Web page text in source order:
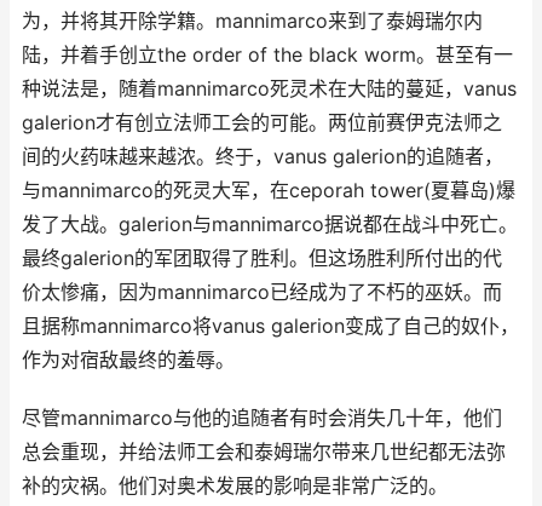
为，并将其开除学籍。mannimarco来到了泰姆瑞尔内
陆，并着手创立the order of the black worm。甚至有一
种说法是，随着mannimarco死灵术在大陆的蔓延，vanus
galerion才有创立法师工会的可能。两位前赛伊克法师之
间的火药味越来越浓。终于，vanus galerion的追随者，
与mannimarco的死灵大军，在ceporah tower(夏暮岛)爆
发了大战。galerion与mannimarco据说都在战斗中死亡。
最终galerion的军团取得了胜利。但这场胜利所付出的代
价太惨痛，因为mannimarco已经成为了不朽的巫妖。而
且据称mannimarco将vanus galerion变成了自己的奴仆，
作为对宿敌最终的羞辱。
尽管mannimarco与他的追随者有时会消失几十年，他们
总会重现，并给法师工会和泰姆瑞尔带来几世纪都无法弥
补的灾祸。他们对奥术发展的影响是非常广泛的。